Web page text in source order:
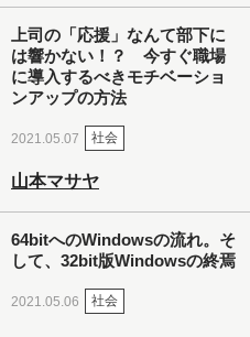
上司の「応援」なんて部下に
は響かない！？ 今すぐ職場
に導入するべきモチベーショ
ンアップの方法
2021.05.07 社会
山本マサヤ
64bitへのWindowsの流れ。そ
して、32bit版Windowsの終焉
2021.05.06 社会